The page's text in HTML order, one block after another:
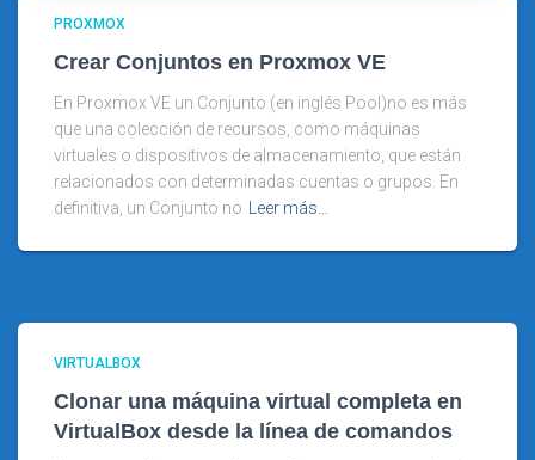
PROXMOX
Crear Conjuntos en Proxmox VE
En Proxmox VE un Conjunto (en inglés Pool)no es más
que una colección de recursos, como máquinas
virtuales o dispositivos de almacenamiento, que están
relacionados con determinadas cuentas o grupos. En
definitiva, un Conjunto no Leer más…
VIRTUALBOX
Clonar una máquina virtual completa en
VirtualBox desde la línea de comandos